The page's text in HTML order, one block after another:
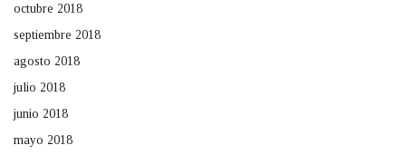
octubre 2018
septiembre 2018
agosto 2018
julio 2018
junio 2018
mayo 2018